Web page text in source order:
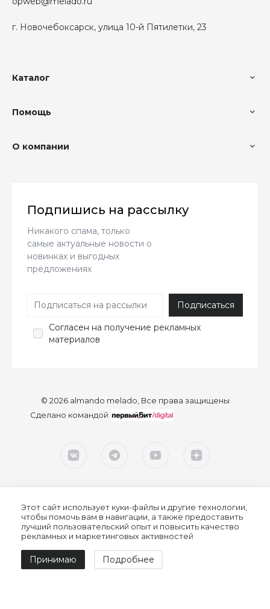
г. Новочебоксарск, улица 10-й Пятилетки, 23
Каталог
Помощь
О компании
Подпишись на рассылку
Никакого спама, только
самые актуальные новости о
новинках и выгодных
предложениях
Согласен на получение рекламных
материалов
© 2026 almando melado, Все права защищены
Сделано командой
Согласие на обработку персональных данных
Политика конфиденциальности
Этот сайт использует куки-файлы и другие технологии,
чтобы помочь вам в навигации, а также предоставить
лучший пользовательский опыт и повысить качество
рекламных и маркетинговых активностей
Принимаю Подробнее